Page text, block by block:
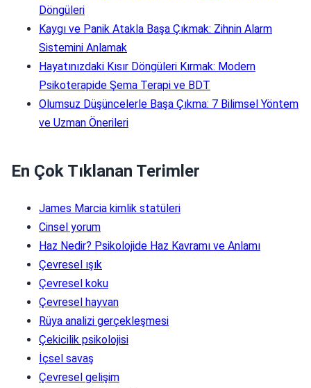
Döngüleri
Kaygı ve Panik Atakla Başa Çıkmak: Zihnin Alarm
Sistemini Anlamak
Hayatınızdaki Kısır Döngüleri Kırmak: Modern
Psikoterapide Şema Terapi ve BDT
Olumsuz Düşüncelerle Başa Çıkma: 7 Bilimsel Yöntem
ve Uzman Önerileri
En Çok Tıklanan Terimler
James Marcia kimlik statüleri
Cinsel yorum
Haz Nedir? Psikolojide Haz Kavramı ve Anlamı
Çevresel ışık
Çevresel koku
Çevresel hayvan
Rüya analizi gerçekleşmesi
Çekicilik psikolojisi
İçsel savaş
Çevresel gelişim